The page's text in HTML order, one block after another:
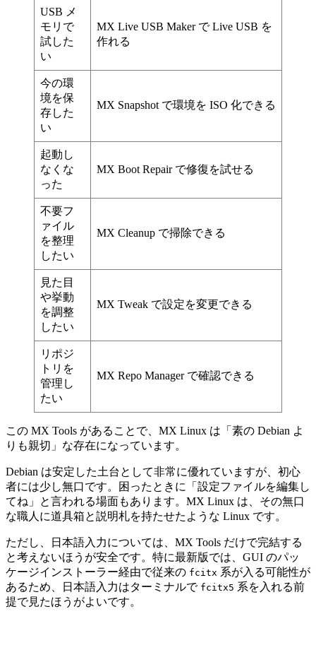
USB メ
モリで
試した
い
MX Live USB Maker で Live USB を
作れる
今の環
境を保
存した
い
MX Snapshot で環境を ISO 化できる
起動し
なくな
った
MX Boot Repair で修復を試せる
不要フ
ァイル
を整理
したい
MX Cleanup で掃除できる
見た目
や挙動
を調整
したい
MX Tweak で設定を変更できる
リポジ
トリを
管理し
たい
MX Repo Manager で確認できる
この MX Tools があることで、MX Linux は「素の Debian よ
りも親切」な存在になっています。
Debian は安定した土台として非常に優れていますが、初心
者には少し無口です。困ったときに「設定ファイルを編集し
てね」と言われる場面もあります。MX Linux は、その無口
な職人に道具箱と説明札を持たせたような Linux です。
ただし、日本語入力については、MX Tools だけで完結する
と考えないほうが安全です。特に最新版では、GUI のパッ
ケージインストーラー経由で従来の fcitx 系が入る可能性が
あるため、日本語入力はターミナルで fcitx5 系を入れる前
提で見たほうがよいです。